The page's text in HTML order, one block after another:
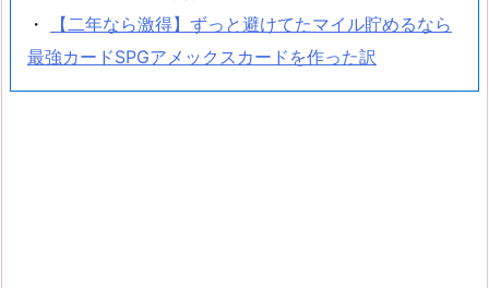
・
【二年なら激得】ずっと避けてたマイル貯めるなら
最強カードSPGアメックスカードを作った訳